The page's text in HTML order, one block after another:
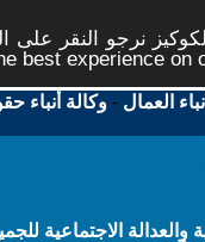
نرجو النقر على
best experience on
العمال -وكالة أنباء
الاجتماعية